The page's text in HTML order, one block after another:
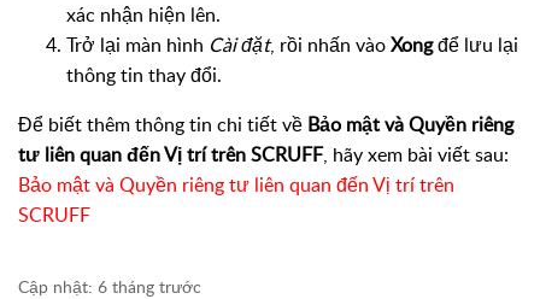
xác nhận hiện lên.
Trở lại màn hình Cài đặt, rồi nhấn vàoXongđể lưu lại
thông tin thay đổi.
Để biết thêm thông tin chi tiết về Bảo mật và Quyền riêng
tư liên quan đến Vị trí trên SCRUFF, hãy xem bài viết sau:
Bảo mật và Quyền riêng tư liên quan đến Vị trí trên
SCRUFF
Cập nhật: 6 tháng trước